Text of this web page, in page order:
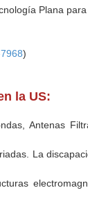
Plana
)
la US:
Antenas
La